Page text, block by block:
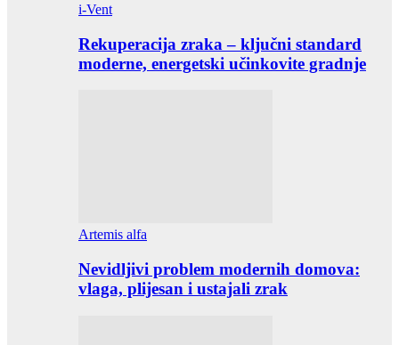
i-Vent
Rekuperacija zraka – ključni standard
moderne, energetski učinkovite gradnje
Artemis alfa
Nevidljivi problem modernih domova:
vlaga, plijesan i ustajali zrak